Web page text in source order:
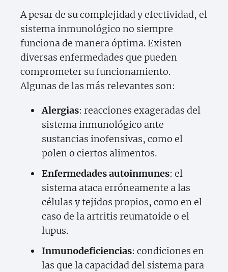
A pesar de su complejidad y efectividad, el
sistema inmunológico no siempre
funciona de manera óptima. Existen
diversas enfermedades que pueden
comprometer su funcionamiento.
Algunas de las más relevantes son:
Alergias: reacciones exageradas del
sistema inmunológico ante
sustancias inofensivas, como el
polen o ciertos alimentos.
Enfermedades autoinmunes: el
sistema ataca erróneamente a las
células y tejidos propios, como en el
caso de la artritis reumatoide o el
lupus.
Inmunodeficiencias: condiciones en
las que la capacidad del sistema para